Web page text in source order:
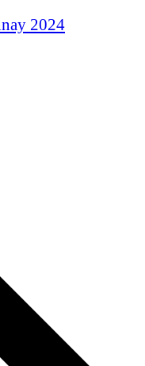
2024